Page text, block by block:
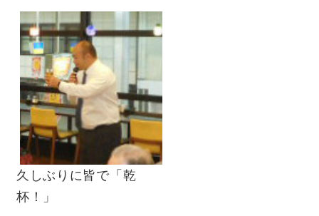
久しぶりに皆で「乾
杯！」